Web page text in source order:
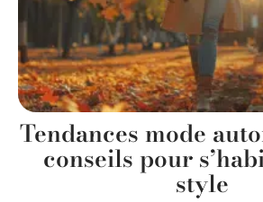
Tendances mode
conseils pour
style